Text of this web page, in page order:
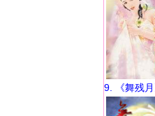
9. 《舞残月